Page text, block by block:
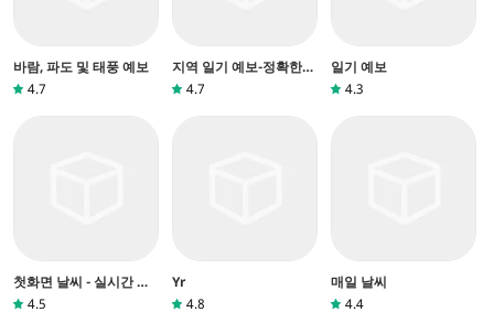
바람, 파도 및 태풍 예보
4.7
지역 일기 예보-정확한
날씨 및 경고
4.7
일기 예보
4.3
첫화면 날씨 - 실시간 날
씨, 미세먼지, 일기 예보,
WHO기준
4.5
Yr
4.8
매일 날씨
4.4